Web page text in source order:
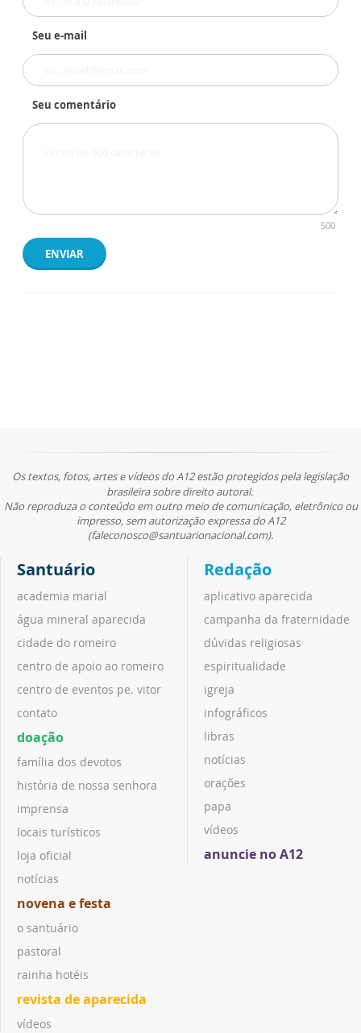
Seu e-mail
Seu comentário
500
ENVIAR
Os textos, fotos, artes e vídeos do A12 estão protegidos pela legislação
brasileira sobre direito autoral.
Não reproduza o conteúdo em outro meio de comunicação, eletrônico ou
impresso, sem autorização expressa do A12
(faleconosco@santuarionacional.com).
Santuário
academia marial
água mineral aparecida
cidade do romeiro
centro de apoio ao romeiro
centro de eventos pe. vitor
contato
doação
família dos devotos
história de nossa senhora
imprensa
locais turísticos
loja oficial
notícias
novena e festa
o santuário
pastoral
rainha hotéis
revista de aparecida
vídeos
Redação
aplicativo aparecida
campanha da fraternidade
dúvidas religiosas
espiritualidade
igreja
infográficos
libras
notícias
orações
papa
vídeos
anuncie no A12